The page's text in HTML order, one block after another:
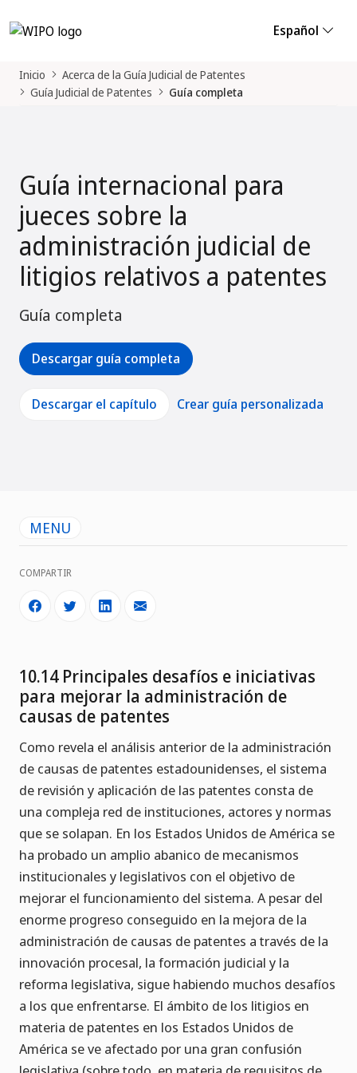
Español
Inicio
Acerca de la Guía Judicial de Patentes
Guía Judicial de Patentes
Guía completa
Guía internacional para
jueces sobre la
administración judicial de
litigios relativos a patentes
Guía completa
Descargar guía completa
Descargar el capítulo Crear guía personalizada
MENU
COMPARTIR
10.14 Principales desafíos e iniciativas
para mejorar la administración de
causas de patentes
Como revela el análisis anterior de la administración
de causas de patentes estadounidenses, el sistema
de revisión y aplicación de las patentes consta de
una compleja red de instituciones, actores y normas
que se solapan. En los Estados Unidos de América se
ha probado un amplio abanico de mecanismos
institucionales y legislativos con el objetivo de
mejorar el funcionamiento del sistema. A pesar del
enorme progreso conseguido en la mejora de la
administración de causas de patentes a través de la
innovación procesal, la formación judicial y la
reforma legislativa, sigue habiendo muchos desafíos
a los que enfrentarse. El ámbito de los litigios en
materia de patentes en los Estados Unidos de
América se ve afectado por una gran confusión